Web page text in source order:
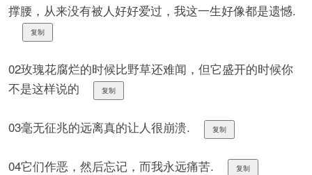
撑腰，从来没有被人好好爱过，我这一生好像都是遗憾.
复制
02玫瑰花腐烂的时候比野草还难闻，但它盛开的时候你
不是这样说的
复制
03毫无征兆的远离真的让人很崩溃. 复制
04它们作恶，然后忘记，而我永远痛苦. 复制